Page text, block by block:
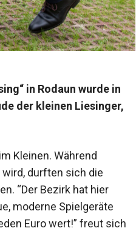
in Rodaun wurde in
der kleinen Liesinger,
Kleinen. Während
durften sich die
“Der Bezirk hat hier
moderne Spielgeräte
Euro wert!” freut sich